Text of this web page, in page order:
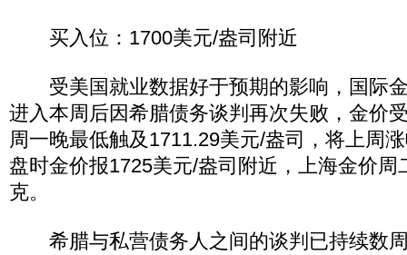
买入位：1700美元/盎司附近
受美国就业数据好于预期的影响，国际
进入本周后因希腊债务谈判再次失败，金价
周一晚最低触及1711.29美元/盎司，将上周
盘时金价报1725美元/盎司附近，上海金价周
克。
希腊与私营债务人之间的谈判已持续数